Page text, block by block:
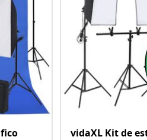
vidaXL Kit de